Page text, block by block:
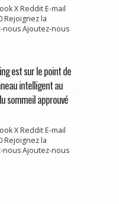
X Reddit E-mail
Rejoignez la
nous Ajoutez-nous
est sur le point de
intelligent au
sommeil approuvé
X Reddit E-mail
Rejoignez la
nous Ajoutez-nous